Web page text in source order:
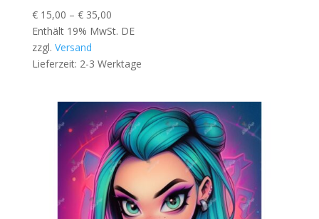
€15,00 – €35,00Preisspanne:
€ 15,00
€ 35,00
Enthält 19% MwSt. DE
zzgl. Versand
Lieferzeit: 2-3 Werktage